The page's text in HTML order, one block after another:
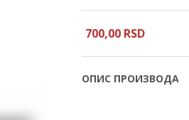
700,00 RSD
ОПИС ПРОИЗВОДА